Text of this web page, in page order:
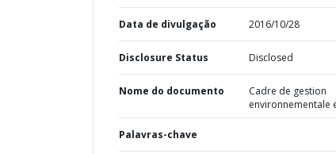
Data de divulgação 2016/10/28
Disclosure Status Disclosed
Nome do documento
Cadre de gestion
environnementale
Palavras-chave